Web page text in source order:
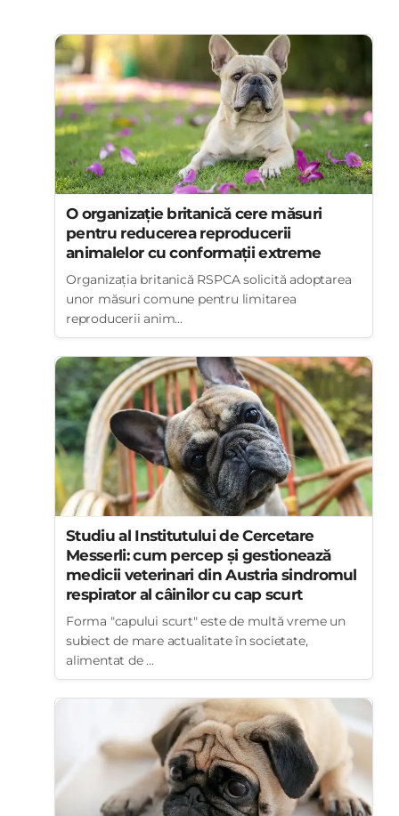
O organizație britanică cere măsuri
pentru reducerea reproducerii
animalelor cu conformații extreme
Organizația britanică RSPCA solicită adoptarea
unor măsuri comune pentru limitarea
reproducerii anim...
Studiu al Institutului de Cercetare
Messerli: cum percep și gestionează
medicii veterinari din Austria sindromul
respirator al câinilor cu cap scurt
Forma "capului scurt" este de multă vreme un
subiect de mare actualitate în societate,
alimentat de ...